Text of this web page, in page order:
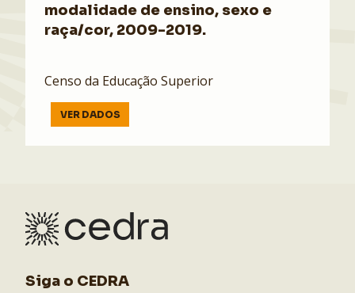
modalidade de ensino, sexo e
raça/cor, 2009-2019.
Censo da Educação Superior
VER DADOS
Siga o CEDRA